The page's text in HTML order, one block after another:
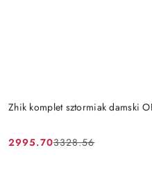
Zhik komplet sztormiak damski
Cena
2995.70
Cena
3328.56